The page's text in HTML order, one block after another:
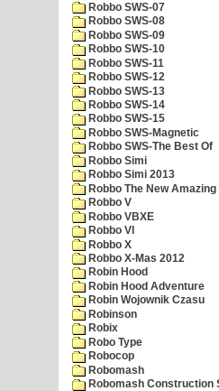
Robbo SWS-07
Robbo SWS-08
Robbo SWS-09
Robbo SWS-10
Robbo SWS-11
Robbo SWS-12
Robbo SWS-13
Robbo SWS-14
Robbo SWS-15
Robbo SWS-Magnetic
Robbo SWS-The Best Of
Robbo Simi
Robbo Simi 2013
Robbo The New
Robbo V
Robbo VBXE
Robbo VI
Robbo X
Robbo X-Mas 2012
Robin Hood
Robin Hood Adventure
Robin Wojownik Czasu
Robinson
Robix
Robo Type
Robocop
Robomash
Robomash Construction